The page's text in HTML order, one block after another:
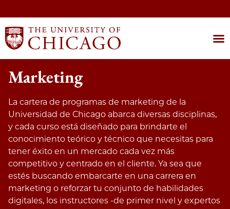
Marketing
La cartera de programas de marketing de la
Universidad de Chicago abarca diversas disciplinas,
y cada curso está diseñado para brindarte el
conocimiento teórico y técnico que necesitas para
tener éxito en un mercado cada vez más
competitivo y centrado en el cliente. Ya sea que
estés buscando embarcarte en una carrera en
marketing o reforzar tu conjunto de habilidades
digitales, los instructores -de primer nivel y expertos